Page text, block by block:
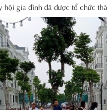
hội gia đình đã được tổ chức